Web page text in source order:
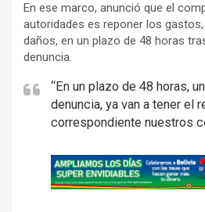
En ese marco, anunció que el
autoridades es reponer los
daños, en un plazo de 48 horas
denuncia.
“En un plazo de 48 horas,
denuncia, ya van a tener el
correspondiente nuestros
A
d